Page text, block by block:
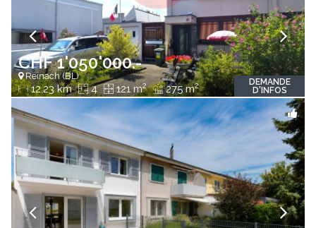
CHF 1'050'000.-
Reinach (BL)
12.23 km 4 121 m2 275 m2
DEMANDE
D'INFOS